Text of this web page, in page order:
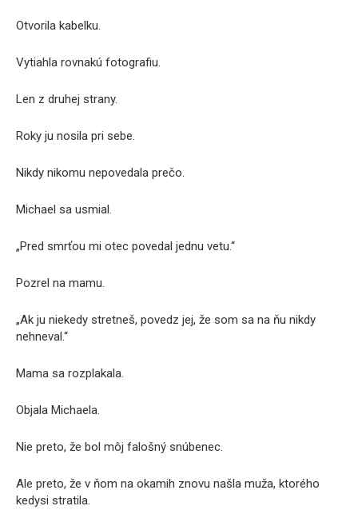
Otvorila kabelku.
Vytiahla rovnakú fotografiu.
Len z druhej strany.
Roky ju nosila pri sebe.
Nikdy nikomu nepovedala prečo.
Michael sa usmial.
„Pred smrťou mi otec povedal jednu vetu.“
Pozrel na mamu.
„Ak ju niekedy stretneš, povedz jej, že som sa na ňu nikdy
nehneval.“
Mama sa rozplakala.
Objala Michaela.
Nie preto, že bol môj falošný snúbenec.
Ale preto, že v ňom na okamih znovu našla muža, ktorého
kedysi stratila.